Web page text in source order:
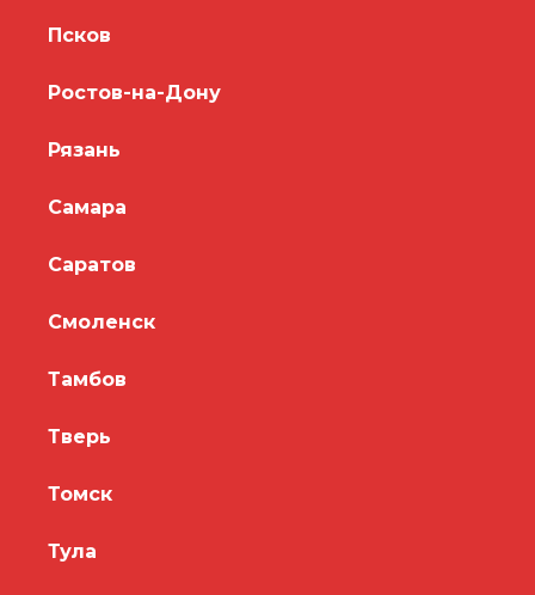
Псков
Ростов-на-Дону
Рязань
Самара
Саратов
Смоленск
Тамбов
Тверь
Томск
Тула